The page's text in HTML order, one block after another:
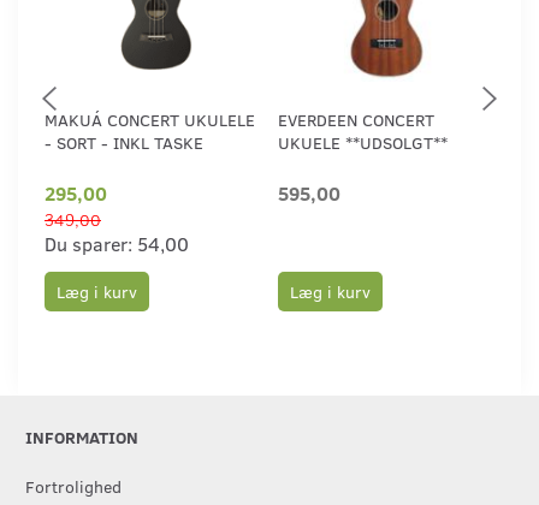
MAKUÁ CONCERT UKULELE
- SORT - INKL TASKE
295,00
349,00
Du sparer: 54,00
Læg i kurv
EVERDEEN CONCERT
UKUELE **UDSOLGT**
595,00
Læg i kurv
INFORMATION
Fortrolighed